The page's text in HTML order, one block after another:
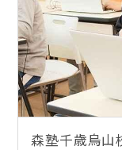
森塾千歳烏山